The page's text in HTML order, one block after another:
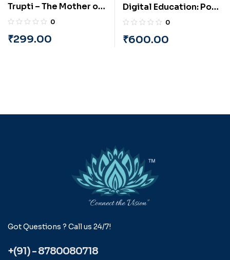
Trupti – The Mother of
Engineers (English) By
Ghanshyam Joshi
0
₹299.00
Digital Education: Post
COVID Era (English) By
0
₹600.00
Got Questions ? Call us 24/7!
+(91) - 8780080718